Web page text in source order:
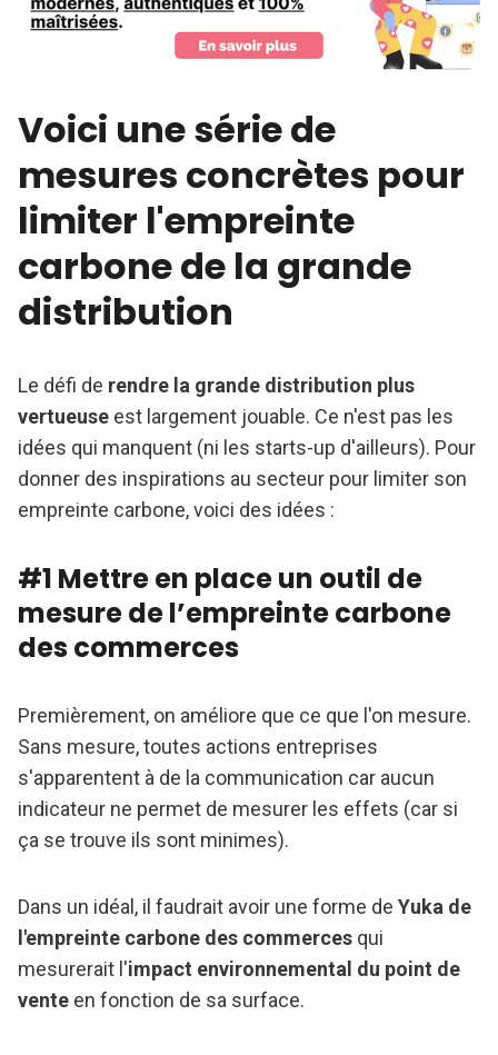
Voici une série de
mesures concrètes pour
limiter l'empreinte
carbone de la grande
distribution
Le défi de rendre la grande distribution plus
vertueuse est largement jouable. Ce n'est pas les
idées qui manquent (ni les starts-up d'ailleurs). Pour
donner des inspirations au secteur pour limiter son
empreinte carbone, voici des idées :
#1 Mettre en place un outil de
mesure de l’empreinte carbone
des commerces
Premièrement, on améliore que ce que l'on mesure.
Sans mesure, toutes actions entreprises
s'apparentent à de la communication car aucun
indicateur ne permet de mesurer les effets (car si
ça se trouve ils sont minimes).
Dans un idéal, il faudrait avoir une forme de Yuka de
l'empreinte carbone des commerces qui
mesurerait l'impact environnemental du point de
vente en fonction de sa surface.